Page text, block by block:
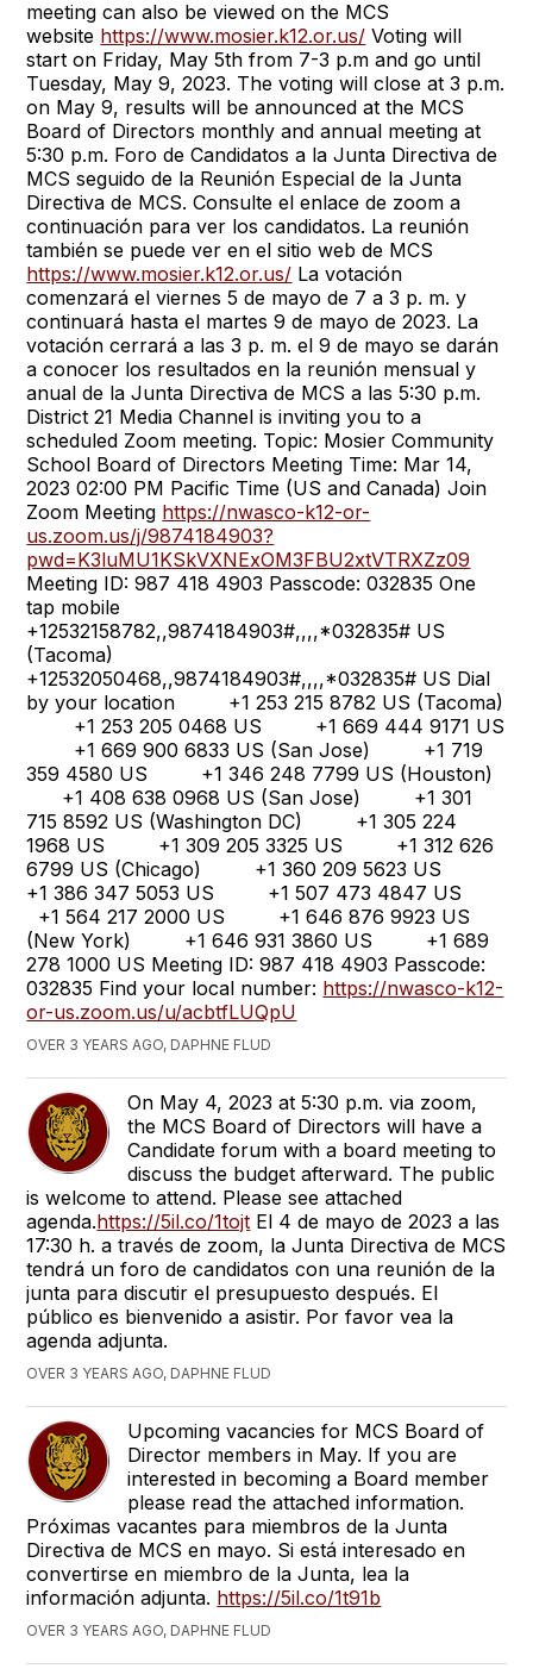
meeting can also be viewed on the MCS
website https://www.mosier.k12.or.us/ Voting will
start on Friday, May 5th from 7-3 p.m and go until
Tuesday, May 9, 2023. The voting will close at 3 p.m.
on May 9, results will be announced at the MCS
Board of Directors monthly and annual meeting at
5:30 p.m. Foro de Candidatos a la Junta Directiva de
MCS seguido de la Reunión Especial de la Junta
Directiva de MCS. Consulte el enlace de zoom a
continuación para ver los candidatos. La reunión
también se puede ver en el sitio web de MCS
https://www.mosier.k12.or.us/ La votación
comenzará el viernes 5 de mayo de 7 a 3 p. m. y
continuará hasta el martes 9 de mayo de 2023. La
votación cerrará a las 3 p. m. el 9 de mayo se darán
a conocer los resultados en la reunión mensual y
anual de la Junta Directiva de MCS a las 5:30 p.m.
District 21 Media Channel is inviting you to a
scheduled Zoom meeting. Topic: Mosier Community
School Board of Directors Meeting Time: Mar 14,
2023 02:00 PM Pacific Time (US and Canada) Join
Zoom Meeting https://nwasco-k12-or-
us.zoom.us/j/9874184903?
pwd=K3luMU1KSkVXNExOM3FBU2xtVTRXZz09
Meeting ID: 987 418 4903 Passcode: 032835 One
tap mobile
+12532158782,,9874184903#,,,,*032835# US
(Tacoma)
+12532050468,,9874184903#,,,,*032835# US Dial
by your location +1 253 215 8782 US (Tacoma)
+1 253 205 0468 US +1 669 444 9171 US
+1 669 900 6833 US (San Jose) +1 719
359 4580 US +1 346 248 7799 US (Houston)
+1 408 638 0968 US (San Jose) +1 301
715 8592 US (Washington DC) +1 305 224
1968 US +1 309 205 3325 US +1 312 626
6799 US (Chicago) +1 360 209 5623 US
+1 386 347 5053 US +1 507 473 4847 US
+1 564 217 2000 US +1 646 876 9923 US
(New York) +1 646 931 3860 US +1 689
278 1000 US Meeting ID: 987 418 4903 Passcode:
032835 Find your local number: https://nwasco-k12-
or-us.zoom.us/u/acbtfLUQpU
OVER 3 YEARS AGO, DAPHNE FLUD
On May 4, 2023 at 5:30 p.m. via zoom,
the MCS Board of Directors will have a
Candidate forum with a board meeting to
discuss the budget afterward. The public
is welcome to attend. Please see attached
agenda.https://5il.co/1tojt El 4 de mayo de 2023 a las
17:30 h. a través de zoom, la Junta Directiva de MCS
tendrá un foro de candidatos con una reunión de la
junta para discutir el presupuesto después. El
público es bienvenido a asistir. Por favor vea la
agenda adjunta.
OVER 3 YEARS AGO, DAPHNE FLUD
Upcoming vacancies for MCS Board of
Director members in May. If you are
interested in becoming a Board member
please read the attached information.
Próximas vacantes para miembros de la Junta
Directiva de MCS en mayo. Si está interesado en
convertirse en miembro de la Junta, lea la
información adjunta. https://5il.co/1t91b
OVER 3 YEARS AGO, DAPHNE FLUD